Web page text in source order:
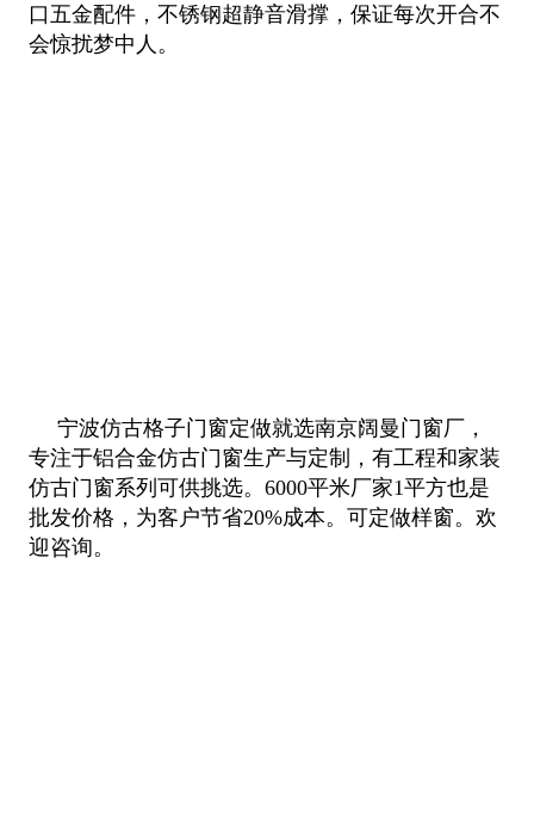
口五金配件，不锈钢超静音滑撑，保证每次开合不
会惊扰梦中人。
宁波仿古格子门窗定做就选南京阔曼门窗厂，
专注于铝合金仿古门窗生产与定制，有工程和家装
仿古门窗系列可供挑选。6000平米厂家1平方也是
批发价格，为客户节省20%成本。可定做样窗。欢
迎咨询。